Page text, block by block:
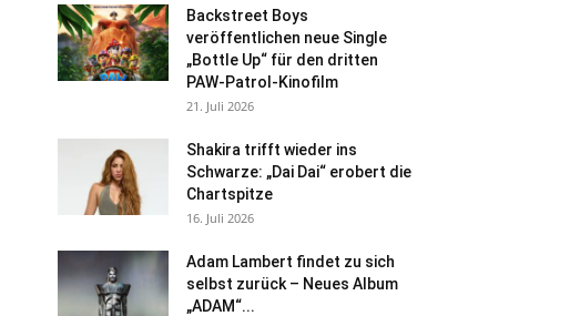
Backstreet Boys
veröffentlichen neue Single
„Bottle Up“ für den dritten
PAW-Patrol-Kinofilm
21. Juli 2026
Shakira trifft wieder ins
Schwarze: „Dai Dai“ erobert die
Chartspitze
16. Juli 2026
Adam Lambert findet zu sich
selbst zurück – Neues Album
„ADAM“...